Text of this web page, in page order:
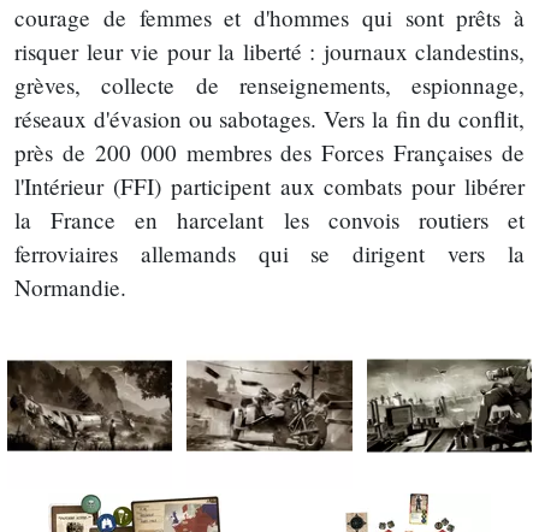
courage de femmes et d'hommes qui sont prêts à
risquer leur vie pour la liberté : journaux clandestins,
grèves, collecte de renseignements, espionnage,
réseaux d'évasion ou sabotages. Vers la fin du conflit,
près de 200 000 membres des Forces Françaises de
l'Intérieur (FFI) participent aux combats pour libérer
la France en harcelant les convois routiers et
ferroviaires allemands qui se dirigent vers la
Normandie.